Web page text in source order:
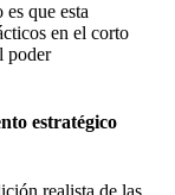
que esta
en el corto
poder
estratégico
realista de las